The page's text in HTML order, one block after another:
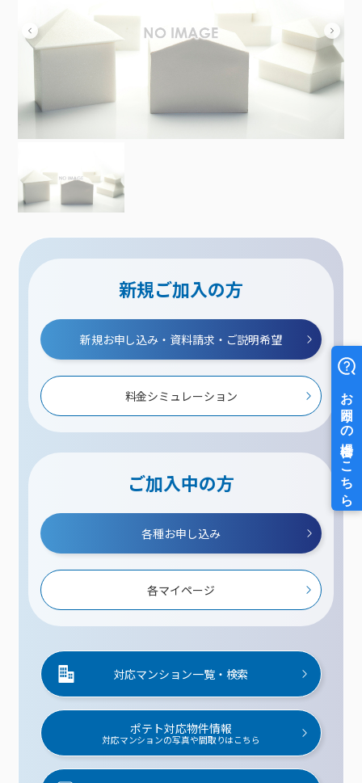
新規ご加入の方
新規お申し込み・資料請求・ご説明希望
料金シミュレーション
ご加入中の方
各種お申し込み
各マイページ
対応マンション一覧・検索
ポテト対応物件情報
対応マンションの写真や間取りはこちら